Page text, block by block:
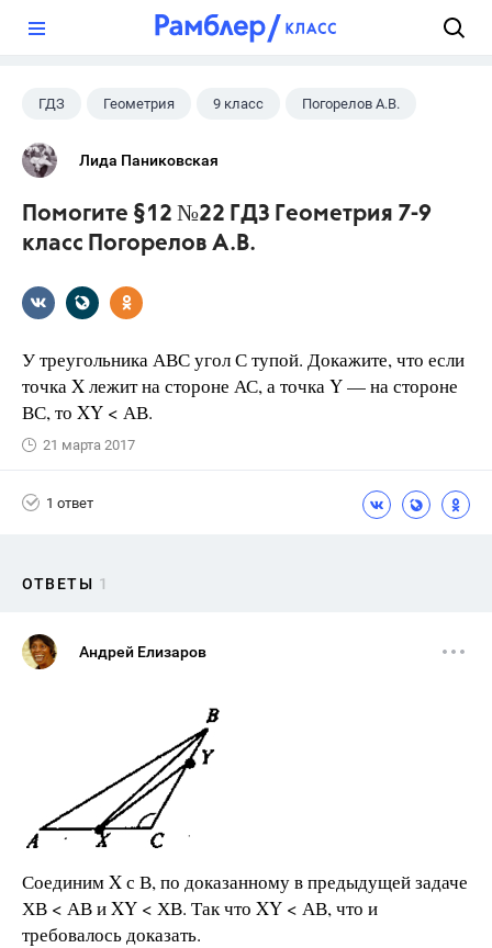
ГДЗ Геометрия 9 класс Погорелов А.В.
Лида Паниковская
Помогите §12 №22 ГДЗ Геометрия 7-9
класс Погорелов А.В.
У треугольника АВС угол С тупой. Докажите, что если
точка X лежит на стороне АС, а точка Y — на стороне
ВС, то XY < АВ.
21 марта 2017
1 ответ
ОТВЕТЫ 1
Андрей Елизаров
Соединим X с В, по доказанному в предыдущей задаче
ХВ < АВ и XY < ХВ. Так что XY < АВ, что и
требовалось доказать.